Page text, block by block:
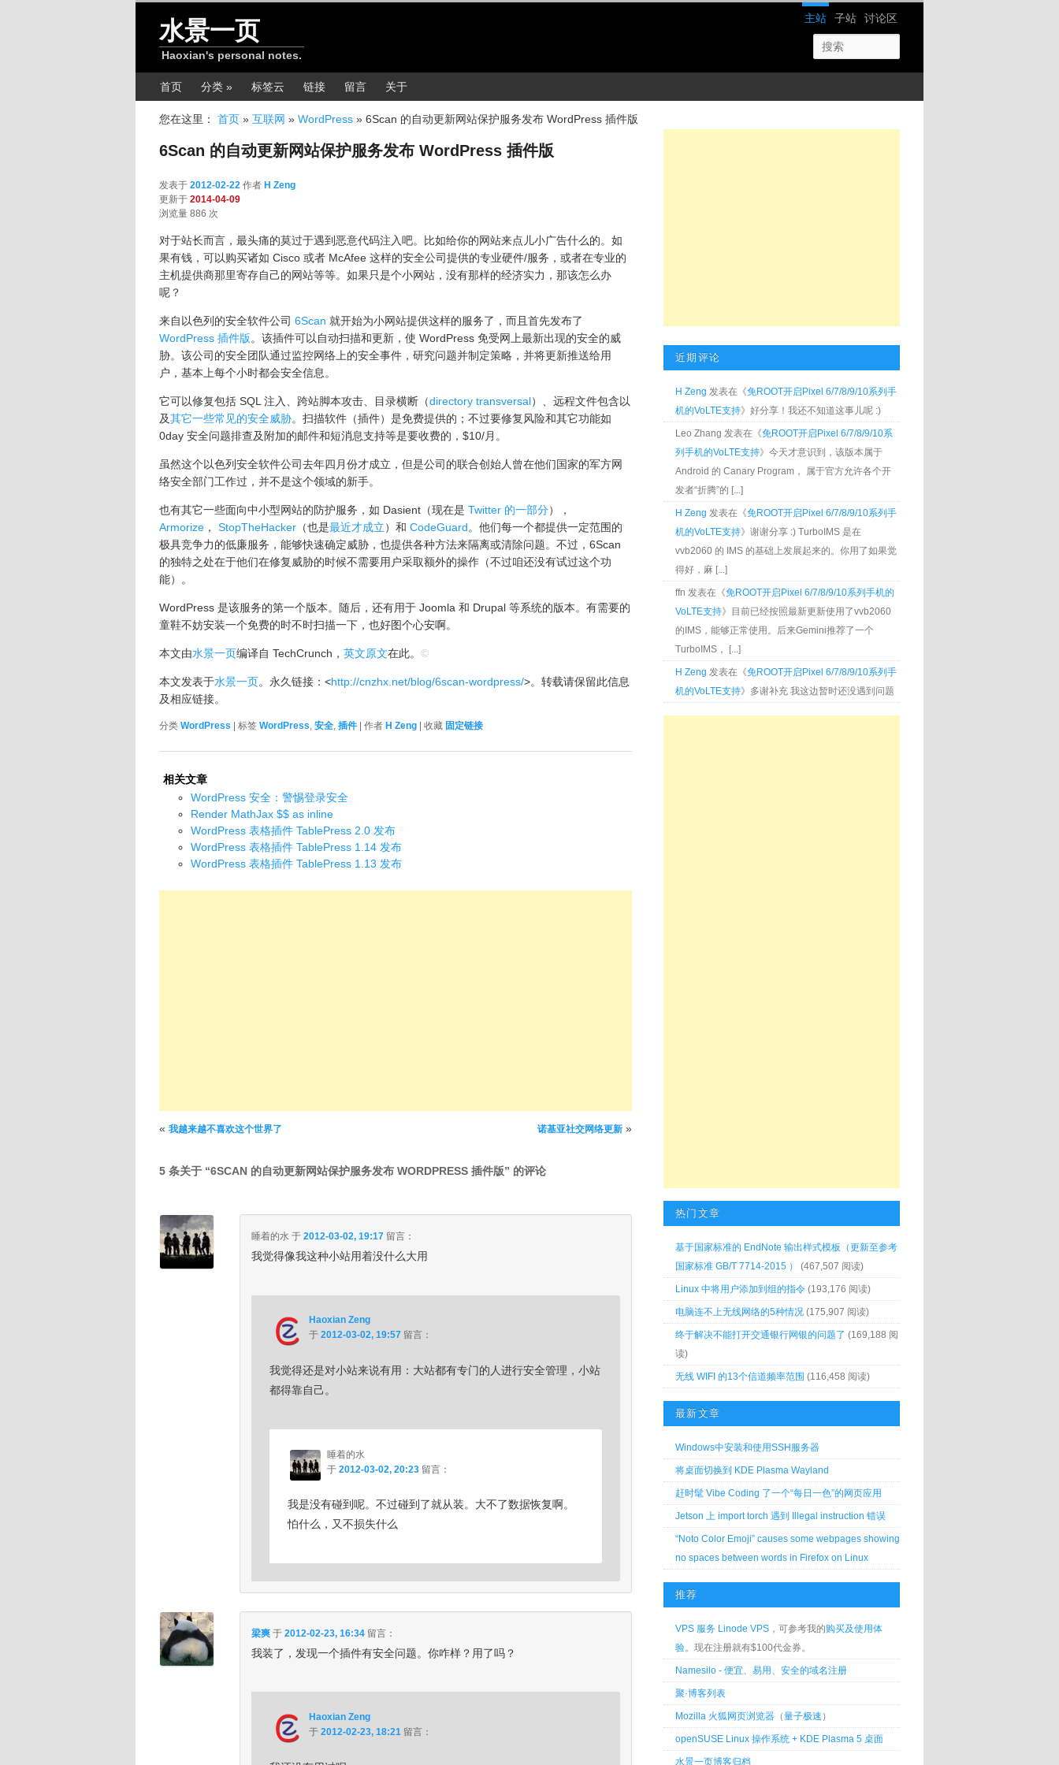
网站导航
主站 子站 讨论区
水景一页
Haoxian's personal notes.
主菜单首页 分类 » 标签云 链接 留言 关于
您在这里： 首页 » 互联网 » WordPress » 6Scan 的自动更新网站保护服务发布 WordPress 插件版
6Scan 的自动更新网站保护服务发布 WordPress 插件版
发表于 2012-02-22 作者 H Zeng
更新于 2014-04-09
浏览量 886 次
对于站长而言，最头痛的莫过于遇到恶意代码注入吧。比如给你的网站来点儿小广告什么的。如
果有钱，可以购买诸如 Cisco 或者 McAfee 这样的安全公司提供的专业硬件/服务，或者在专业的
主机提供商那里寄存自己的网站等等。如果只是个小网站，没有那样的经济实力，那该怎么办
呢？
来自以色列的安全软件公司 6Scan 就开始为小网站提供这样的服务了，而且首先发布了
WordPress 插件版。该插件可以自动扫描和更新，使 WordPress 免受网上最新出现的安全的威
胁。该公司的安全团队通过监控网络上的安全事件，研究问题并制定策略，并将更新推送给用
户，基本上每个小时都会安全信息。
它可以修复包括 SQL 注入、跨站脚本攻击、目录横断（directory transversal）、远程文件包含以
及其它一些常见的安全威胁。扫描软件（插件）是免费提供的；不过要修复风险和其它功能如
0day 安全问题排查及附加的邮件和短消息支持等是要收费的，$10/月。
虽然这个以色列安全软件公司去年四月份才成立，但是公司的联合创始人曾在他们国家的军方网
络安全部门工作过，并不是这个领域的新手。
也有其它一些面向中小型网站的防护服务，如 Dasient（现在是 Twitter 的一部分），
Armorize ， StopTheHacker （也是最近才成立）和 CodeGuard。他们每一个都提供一定范围的
极具竞争力的低廉服务，能够快速确定威胁，也提供各种方法来隔离或清除问题。不过，6Scan
的独特之处在于他们在修复威胁的时候不需要用户采取额外的操作（不过咱还没有试过这个功
能）。
WordPress 是该服务的第一个版本。随后，还有用于 Joomla 和 Drupal 等系统的版本。有需要的
童鞋不妨安装一个免费的时不时扫描一下，也好图个心安啊。
本文由水景一页编译自 TechCrunch， 英文原文在此。 ©
本文发表于水景一页。永久链接：<http://cnzhx.net/blog/6scan-wordpress/>。转载请保留此信息
及相应链接。
分类 WordPress | 标签 WordPress, 安全, 插件 | 作者 H Zeng | 收藏 固定链接
相关文章
WordPress 安全：警惕登录安全
Render MathJax $$ as inline
WordPress 表格插件 TablePress 2.0 发布
WordPress 表格插件 TablePress 1.14 发布
WordPress 表格插件 TablePress 1.13 发布
文章导航
« 我越来越不喜欢这个世界了 诺基亚社交网络更新 »
5 条关于 “6SCAN 的自动更新网站保护服务发布 WORDPRESS 插件版” 的评论
睡着的水 于 2012-03-02, 19:17 留言：
我觉得像我这种小站用着没什么大用
Haoxian Zeng
于 2012-03-02, 19:57 留言：
我觉得还是对小站来说有用：大站都有专门的人进行安全管理，小站
都得靠自己。
睡着的水
于 2012-03-02, 20:23 留言：
我是没有碰到呢。不过碰到了就从装。大不了数据恢复啊。
怕什么，又不损失什么
梁爽 于 2012-02-23, 16:34 留言：
我装了，发现一个插件有安全问题。你咋样？用了吗？
Haoxian Zeng
于 2012-02-23, 18:21 留言：
近期评论
H Zeng 发表在《免ROOT开启Pixel 6/7/8/9/10系列手
机的VoLTE支持》好分享！我还不知道这事儿呢 :)
Leo Zhang 发表在《免ROOT开启Pixel 6/7/8/9/10系
列手机的VoLTE支持》今天才意识到，该版本属于
Android 的 Canary Program， 属于官方允许各个开
发者“折腾”的 [...]
H Zeng 发表在《免ROOT开启Pixel 6/7/8/9/10系列手
机的VoLTE支持》谢谢分享 :) TurboIMS 是在
vvb2060 的 IMS 的基础上发展起来的。你用了如果觉
得好，麻 [...]
ffn 发表在《免ROOT开启Pixel 6/7/8/9/10系列手机的
VoLTE支持》目前已经按照最新更新使用了vvb2060
的IMS，能够正常使用。后来Gemini推荐了一个
TurboIMS， [...]
H Zeng 发表在《免ROOT开启Pixel 6/7/8/9/10系列手
机的VoLTE支持》多谢补充 我这边暂时还没遇到问题
热门文章
基于国家标准的 EndNote 输出样式模板（更新至参考
国家标准 GB/T 7714-2015 ）
(467,507 阅读)
Linux 中将用户添加到组的指令 (193,176 阅读)
电脑连不上无线网络的5种情况 (175,907 阅读)
终于解决不能打开交通银行网银的问题了 (169,188 阅
读)
无线 WIFI 的13个信道频率范围 (116,458 阅读)
最新文章
Windows中安装和使用SSH服务器
将桌面切换到 KDE Plasma Wayland
赶时髦 Vibe Coding 了一个“每日一色”的网页应用
Jetson 上 import torch 遇到 Illegal instruction 错误
“Noto Color Emoji” causes some webpages showing
no spaces between words in Firefox on Linux
推荐
VPS 服务 Linode VPS ，可参考我的购买及使用体
验。现在注册就有$100代金券。
Namesilo - 便宜、易用、安全的域名注册
聚·博客列表
Mozilla 火狐网页浏览器 （量子极速 ）
openSUSE Linux 操作系统 + KDE Plasma 5 桌面
水景一页博客归档